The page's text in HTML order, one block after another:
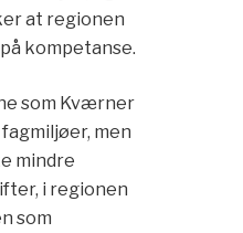
at regionen
kompetanse.
som Kværner
men
mindre
i regionen
som